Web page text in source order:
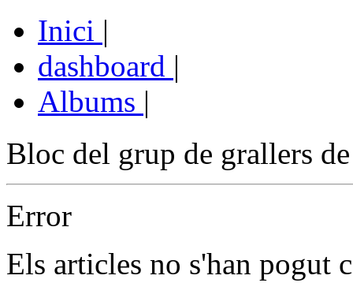
Inici |
dashboard |
Albums |
Bloc del grup de grallers
Error
Els articles no s'han pogut